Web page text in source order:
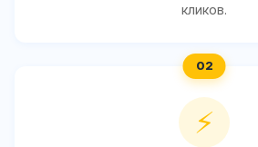
кликов.
⚡